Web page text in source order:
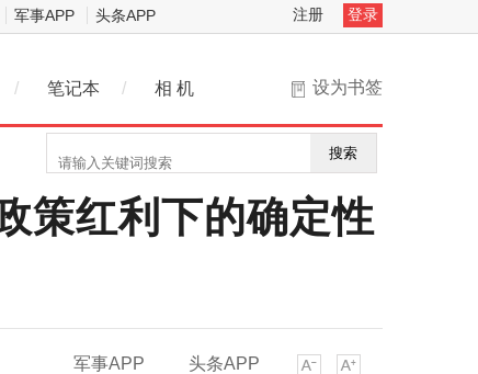
军事APP 头条APP 注册 登录
设为书签
/ 笔记本 / 相 机
搜索
策红利下的确定性
军事APP 头条APP